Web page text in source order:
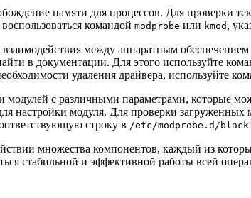
памяти для процессов. Для проверки
командой modprobe или kmod ,
между аппаратным
в документации. Для этого используйте
удаления драйвера, используйте
модулей с различными параметрами, которые
настройки модуля. Для проверки
строку в /etc/modprobe.d/
множества компонентов, каждый из
стабильной и эффективной работы всей